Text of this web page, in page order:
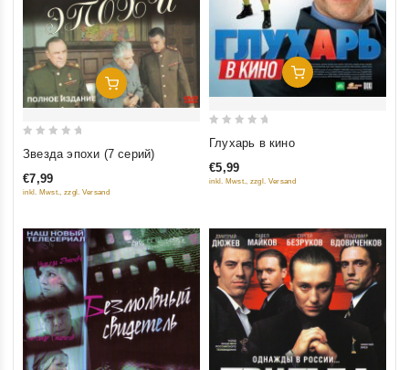
Добавить В Корзину
of
Звезда эпохи (7 серий)
€7,99
inkl. Mwst., zzgl. Versand
Добавить В Корзину
out
of
Глухарь в кино
€5,99
inkl. Mwst., zzgl. Versand